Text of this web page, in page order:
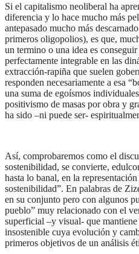
Si el capitalismo neoliberal ha
diferencia y lo hace mucho más
antepasado mucho más
primeros oligopolios), es que,
un termino o una idea es
perfectamente integrable en las
extracción-rapiña que suelen
responden necesariamente a esa
una suma de egoísmos
positivismo de masas por obra y
ha sido –ni puede ser-
Así, comprobaremos como el
sostenibilidad, se convierte,
hasta lo banal, en la
sostenibilidad”. En palabras de
en su conjunto pero con algunos
pueblo” muy relacionado con el
superficial –y visual- que
insostenible cuya evolución y
primeros objetivos de un análisis